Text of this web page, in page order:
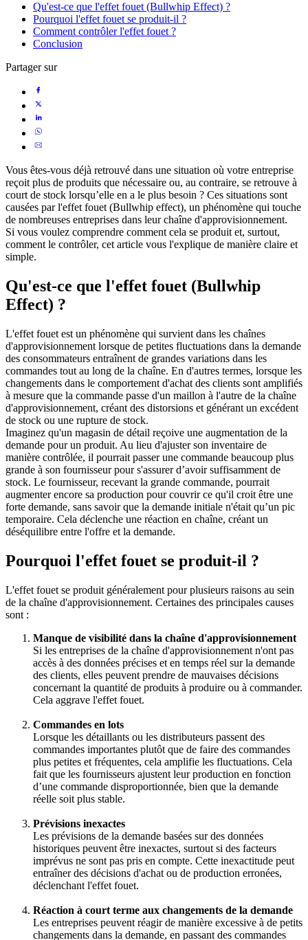
Qu'est-ce que l'effet fouet (Bullwhip Effect) ?
Pourquoi l'effet fouet se produit-il ?
Comment contrôler l'effet fouet ?
Conclusion
Partager sur
Vous êtes-vous déjà retrouvé dans une situation où votre entreprise
reçoit plus de produits que nécessaire ou, au contraire, se retrouve à
court de stock lorsqu’elle en a le plus besoin ? Ces situations sont
causées par l'effet fouet (Bullwhip effect), un phénomène qui touche
de nombreuses entreprises dans leur chaîne d'approvisionnement.
Si vous voulez comprendre comment cela se produit et, surtout,
comment le contrôler, cet article vous l'explique de manière claire et
simple.
Qu'est-ce que l'effet fouet (Bullwhip
Effect) ?
L'effet fouet est un phénomène qui survient dans les chaînes
d'approvisionnement lorsque de petites fluctuations dans la demande
des consommateurs entraînent de grandes variations dans les
commandes tout au long de la chaîne. En d'autres termes, lorsque les
changements dans le comportement d'achat des clients sont amplifiés
à mesure que la commande passe d'un maillon à l'autre de la chaîne
d'approvisionnement, créant des distorsions et générant un excédent
de stock ou une rupture de stock.
Imaginez qu'un magasin de détail reçoive une augmentation de la
demande pour un produit. Au lieu d'ajuster son inventaire de
manière contrôlée, il pourrait passer une commande beaucoup plus
grande à son fournisseur pour s'assurer d’avoir suffisamment de
stock. Le fournisseur, recevant la grande commande, pourrait
augmenter encore sa production pour couvrir ce qu'il croit être une
forte demande, sans savoir que la demande initiale n'était qu’un pic
temporaire. Cela déclenche une réaction en chaîne, créant un
déséquilibre entre l'offre et la demande.
Pourquoi l'effet fouet se produit-il ?
L'effet fouet se produit généralement pour plusieurs raisons au sein
de la chaîne d'approvisionnement. Certaines des principales causes
sont :
Manque de visibilité dans la chaîne d'approvisionnement
Si les entreprises de la chaîne d'approvisionnement n'ont pas
accès à des données précises et en temps réel sur la demande
des clients, elles peuvent prendre de mauvaises décisions
concernant la quantité de produits à produire ou à commander.
Cela aggrave l'effet fouet.
Commandes en lots
Lorsque les détaillants ou les distributeurs passent des
commandes importantes plutôt que de faire des commandes
plus petites et fréquentes, cela amplifie les fluctuations. Cela
fait que les fournisseurs ajustent leur production en fonction
d’une commande disproportionnée, bien que la demande
réelle soit plus stable.
Prévisions inexactes
Les prévisions de la demande basées sur des données
historiques peuvent être inexactes, surtout si des facteurs
imprévus ne sont pas pris en compte. Cette inexactitude peut
entraîner des décisions d'achat ou de production erronées,
déclenchant l'effet fouet.
Réaction à court terme aux changements de la demande
Les entreprises peuvent réagir de manière excessive à de petits
changements dans la demande, en passant des commandes